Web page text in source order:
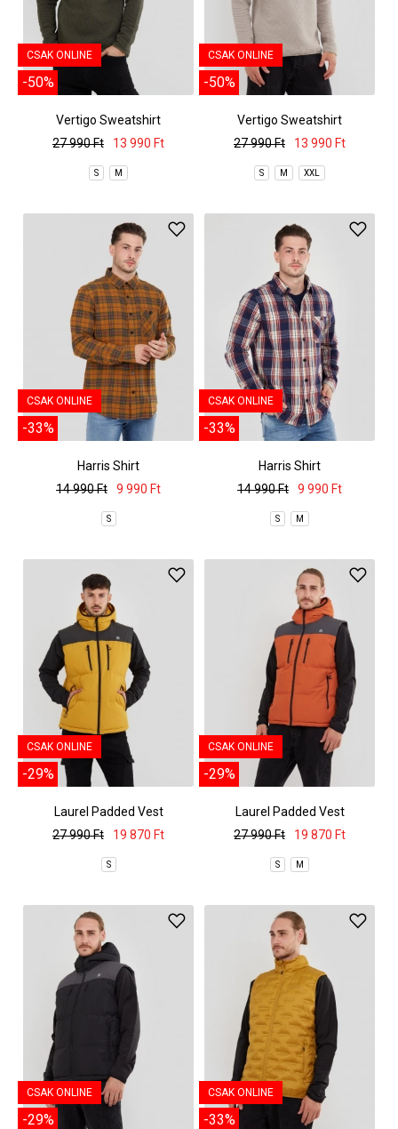
CSAK ONLINE
-50%
Vertigo Sweatshirt
27 990 Ft
13 990 Ft
S M
CSAK ONLINE
-50%
Vertigo Sweatshirt
27 990 Ft
13 990 Ft
S M XXL
CSAK ONLINE
-33%
Harris Shirt
14 990 Ft
9 990 Ft
S
CSAK ONLINE
-33%
Harris Shirt
14 990 Ft
9 990 Ft
S M
CSAK ONLINE
-29%
Laurel Padded Vest
27 990 Ft
19 870 Ft
S
CSAK ONLINE
-29%
Laurel Padded Vest
27 990 Ft
19 870 Ft
S M
CSAK ONLINE
-29%
CSAK ONLINE
-33%